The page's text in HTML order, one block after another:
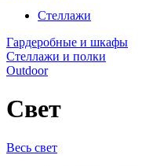
Стеллажи
Гардеробные и шкафы
Стеллажи и полки
Outdoor
Свет
Весь свет